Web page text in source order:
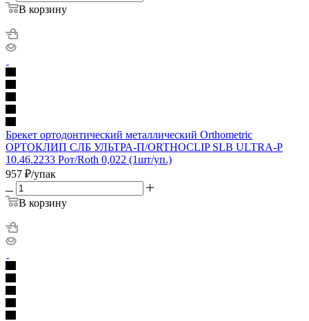
В корзину
Брекет ортодонтический металлический Orthometric
ОРТОКЛИП СЛБ УЛЬТРА-П/ORTHOCLIP SLB ULTRA-P
10.46.2233 Рот/Roth 0,022 (1шт/уп.)
957 ₽/упак
В корзину